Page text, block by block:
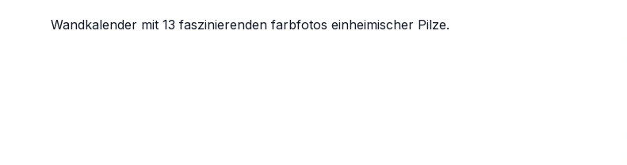
Wandkalender mit 13 faszinierenden farbfotos einheimischer Pilze.